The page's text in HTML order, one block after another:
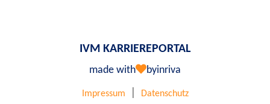
IVM KARRIEREPORTAL
made with byinriva
Impressum Datenschutz